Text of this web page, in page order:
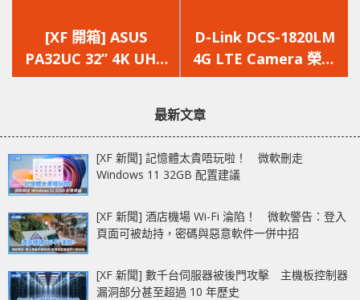
一
篇
文
[XF 開箱] ASUS
PA32UC 32” 4K UHD
輸出 專業級色準送硬
一
篇
文
D-Link DCS-1820LM
4G LTE Camera 榮獲
Computex d&i
最新文章
[XF 新聞] 記憶體太貴唔玩啦！ 微軟刪走
Windows 11 32GB 配置建議
[XF 新聞] 酒店機場 Wi-Fi 淪陷！ 微軟警告：登入
頁面可被劫持，密碼與惡意軟件一併中招
[XF 新聞] 數千台伺服器被後門攻擊 主機板控制器
漏洞部分甚至超過 10 年歷史